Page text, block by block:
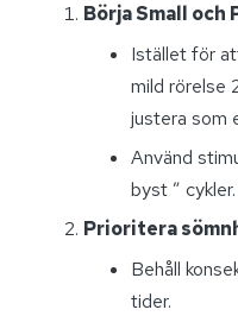
Börja Small och
Istället för
mild rörelse
justera som
Använd
byst ” cykler.
Prioritera
Behåll
tider.